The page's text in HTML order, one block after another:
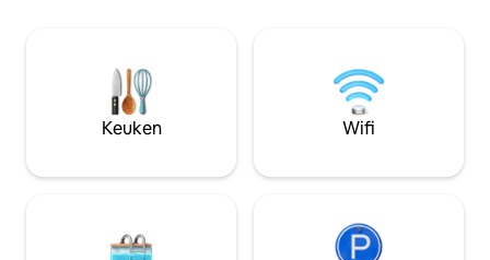
en de slaapkamers hebben ook
airconditioning, een haardroger en een
kluis. Er is gratis WiFi, een barbecue en
privéparkeergelegenheid op het terrein.
vierkante meter.
perfecte
en te decomprimeren.
voor meer foto 's
@lapointehuts
Keuken Wifi